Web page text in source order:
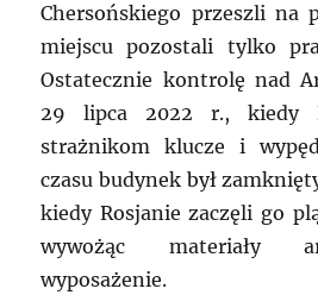
Chersońskiego przeszli na
miejscu pozostali tylko
Ostatecznie kontrolę nad
29 lipca 2022 r., kiedy
strażnikom klucze i
czasu budynek był
kiedy Rosjanie zaczęli go
wywożąc materiały
wyposażenie.